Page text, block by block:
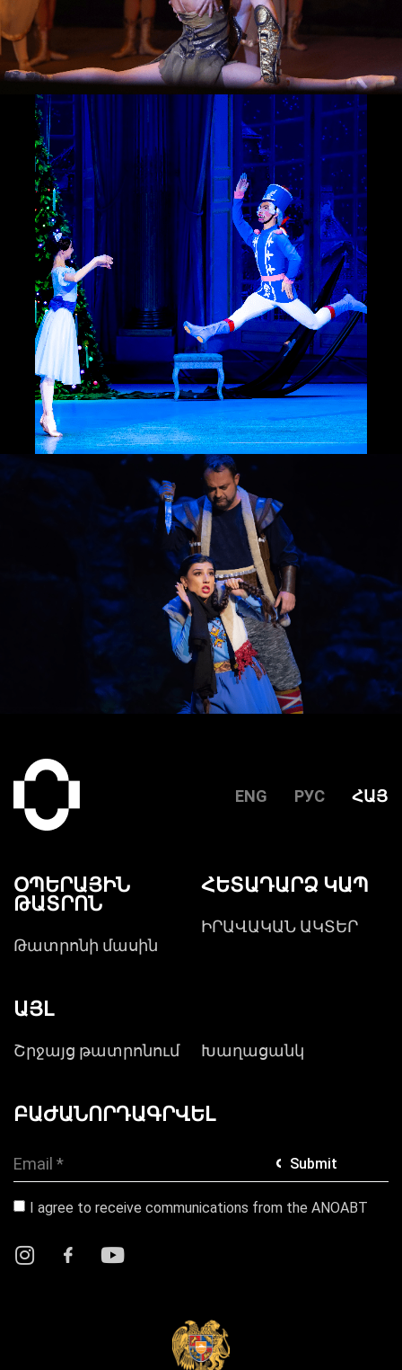
ENG РУС ՀԱՅ
ՕՊԵՐԱՅԻՆ
ԹԱՏՐՈՆ
Թատրոնի մասին
ՀԵՏԱԴԱՐՁ ԿԱՊ
ԻՐԱՎԱԿԱՆ ԱԿՏԵՐ
ԱՅԼ
Շրջայց թատրոնում Խաղացանկ
ԲԱԺԱՆՈՐԴԱԳՐՎԵԼ
I agree to receive communications from the ANOABT
Submit